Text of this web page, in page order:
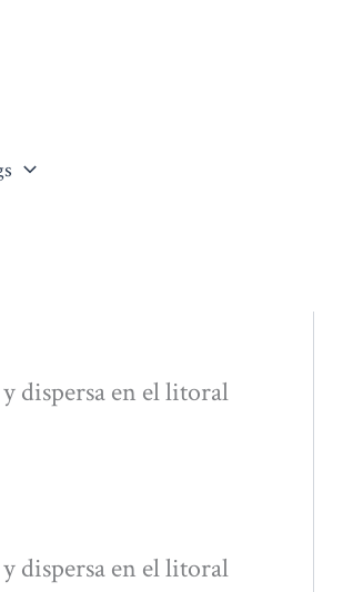
dispersa en el litoral
dispersa en el litoral